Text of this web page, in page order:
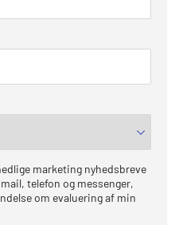
marketing nyhedsbreve
telefon og messenger,
om evaluering af min